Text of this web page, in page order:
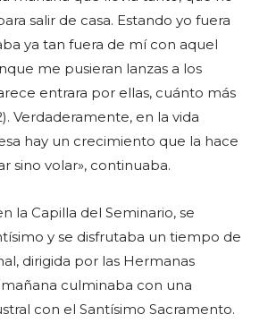
salir de casa. Estando yo fuera
ya tan fuera de mí con aquel
me pusieran lanzas a los
entrara por ellas, cuánto más
Verdaderamente, en la vida
hay un crecimiento que la hace
sino volar», continuaba.
la Capilla del Seminario, se
y se disfrutaba un tiempo de
dirigida por las Hermanas
mañana culminaba con una
con el Santísimo Sacramento.